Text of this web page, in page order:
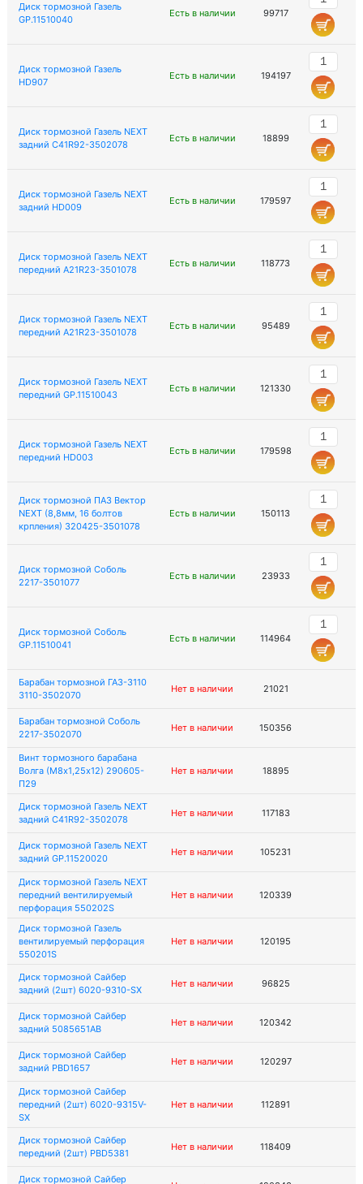
Диск тормозной Газель
GP.11510040
Есть в наличии 99717
Диск тормозной Газель
HD907
Есть в наличии 194197
Диск тормозной Газель NEXT
задний C41R92-3502078
Есть в наличии 18899
Диск тормозной Газель NEXT
задний HD009
Есть в наличии 179597
Диск тормозной Газель NEXT
передний A21R23-3501078
Есть в наличии 118773
Диск тормозной Газель NEXT
передний A21R23-3501078
Есть в наличии 95489
Диск тормозной Газель NEXT
передний GP.11510043
Есть в наличии 121330
Диск тормозной Газель NEXT
передний HD003
Есть в наличии 179598
Диск тормозной ПАЗ Вектор
NEXT (8,8мм, 16 болтов
крпления) 320425-3501078
Есть в наличии 150113
Диск тормозной Соболь
2217-3501077
Есть в наличии 23933
Диск тормозной Соболь
GP.11510041
Есть в наличии 114964
Барабан тормозной ГАЗ-3110
3110-3502070
Нет в наличии 21021
Барабан тормозной Соболь
2217-3502070
Нет в наличии 150356
Винт тормозного барабана
Волга (М8х1,25х12) 290605-
П29
Нет в наличии 18895
Диск тормозной Газель NEXT
задний C41R92-3502078
Нет в наличии 117183
Диск тормозной Газель NEXT
задний GP.11520020
Нет в наличии 105231
Диск тормозной Газель NEXT
передний вентилируемый
перфорация 550202S
Нет в наличии 120339
Диск тормозной Газель
вентилируемый перфорация
550201S
Нет в наличии 120195
Диск тормозной Сайбер
задний (2шт) 6020-9310-SX
Нет в наличии 96825
Диск тормозной Сайбер
задний 5085651AB
Нет в наличии 120342
Диск тормозной Сайбер
задний PBD1657
Нет в наличии 120297
Диск тормозной Сайбер
передний (2шт) 6020-9315V-
SX
Нет в наличии 112891
Диск тормозной Сайбер
передний (2шт) PBD5381
Нет в наличии 118409
Диск тормозной Сайбер